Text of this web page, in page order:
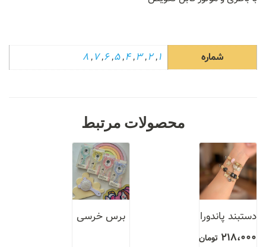
شماره 1
,
2
,
3
,
4
,
5
,
6
,
7
,
8
محصولات مرتبط
دستبند پاندورا
218،000 تومان
برس خرسی